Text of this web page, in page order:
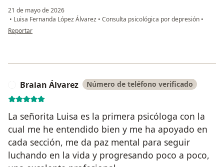
21 de mayo de 2026
• Luisa Fernanda López Álvarez • Consulta psicológica por depresión •
en opinión del usuario Luz Elena Múnera
Reportar
Braian Álvarez Número de teléfono verificado
La señorita Luisa es la primera psicóloga con la
cual me he entendido bien y me ha apoyado en
cada sección, me da paz mental para seguir
luchando en la vida y progresando poco a poco,